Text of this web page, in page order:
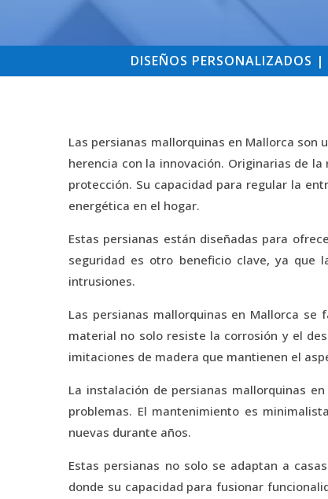
DISEÑOS PERSONALIZADOS
Las persianas mallorquinas en Mallorca son
herencia con la innovación. Originarias de
protección. Su capacidad para regular la
energética en el hogar.
Estas persianas están diseñadas para
seguridad es otro beneficio clave, ya que
intrusiones.
Las persianas mallorquinas en Mallorca se
material no solo resiste la corrosión y el
imitaciones de madera que mantienen el
La instalación de persianas mallorquinas
problemas. El mantenimiento es
nuevas durante años.
Estas persianas no solo se adaptan a
donde su capacidad para fusionar